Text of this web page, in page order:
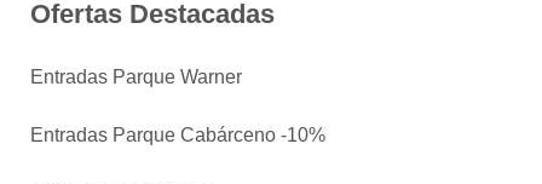
Ofertas Destacadas
Entradas Parque Warner
Entradas Parque Cabárceno -10%